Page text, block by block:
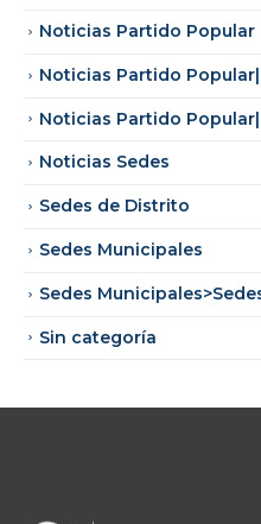
Noticias Partido Popular
Noticias Partido
Noticias Partido
Noticias Sedes
Sedes de Distrito
Sedes Municipales
Sedes
Sin categoría